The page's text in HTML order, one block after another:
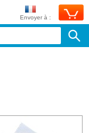
Envoyer à :